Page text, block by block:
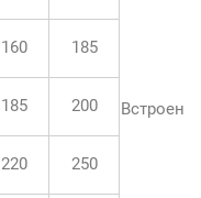
Встроен
160 185
185 200
220 250